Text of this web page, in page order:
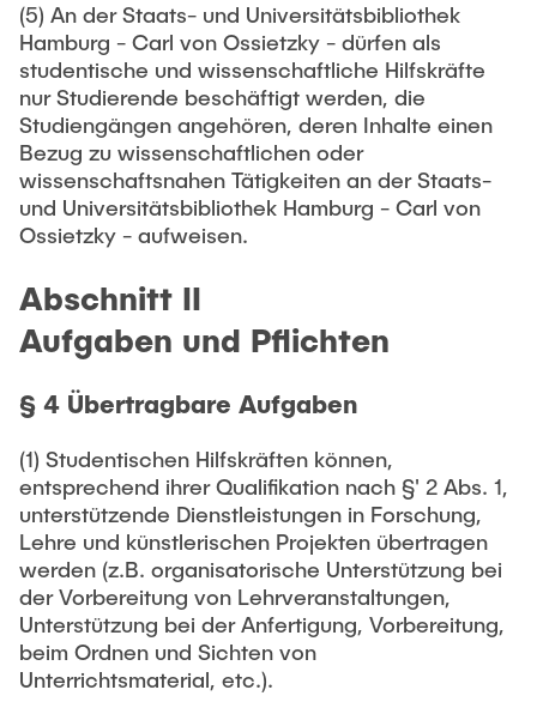
(5) An der Staats- und Universitätsbibliothek
Hamburg - Carl von Ossietzky - dürfen als
studentische und wissenschaftliche Hilfskräfte
nur Studierende beschäftigt werden, die
Studiengängen angehören, deren Inhalte einen
Bezug zu wissenschaftlichen oder
wissenschaftsnahen Tätigkeiten an der Staats-
und Universitätsbibliothek Hamburg - Carl von
Ossietzky - aufweisen.
Abschnitt II
Aufgaben und Pflichten
§ 4 Übertragbare Aufgaben
(1) Studentischen Hilfskräften können,
entsprechend ihrer Qualifikation nach §' 2 Abs. 1,
unterstützende Dienstleistungen in Forschung,
Lehre und künstlerischen Projekten übertragen
werden (z.B. organisatorische Unterstützung bei
der Vorbereitung von Lehrveranstaltungen,
Unterstützung bei der Anfertigung, Vorbereitung,
beim Ordnen und Sichten von
Unterrichtsmaterial, etc.).